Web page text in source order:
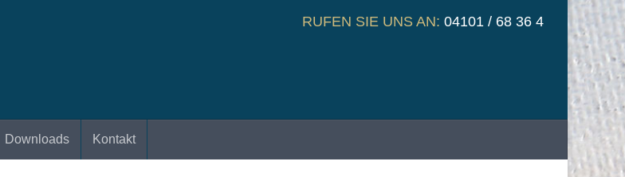
RUFEN SIE UNS AN: 04101 / 68 36 4
Downloads Kontakt